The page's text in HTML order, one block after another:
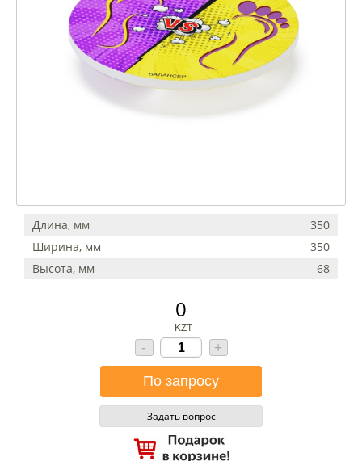
Длина, мм
350
Ширина, мм
350
Высота, мм
68
0
KZT
- +
Задать вопрос